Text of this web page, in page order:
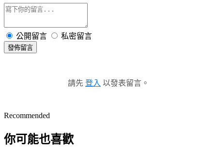
公開留言 私密留言
發佈留言
請先 登入 以發表留言。
Recommended
你可能也喜歡